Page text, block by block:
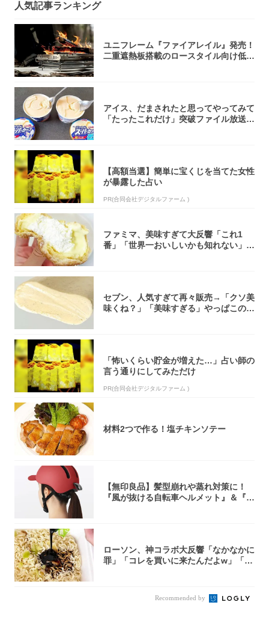
人気記事ランキング
ユニフレーム『ファイアレイル』発売！
二重遮熱板搭載のロースタイル向け低型
アイス、だまされたと思ってやってみて
「たったこれだけ」突破ファイル放送で
【高額当選】簡単に宝くじを当てた女性
が暴露した占い
PR(合同会社デジタルファーム )
ファミマ、美味すぎて大反響「これ1
番」「世界一おいしいかも知れない」
セブン、人気すぎて再々販売→「クソ美
味くね？」「美味すぎる」やっぱこのク
「怖いくらい貯金が増えた…」占い師の
言う通りにしてみただけ
PR(合同会社デジタルファーム )
材料2つで作る！塩チキンソテー
【無印良品】髪型崩れや蒸れ対策に！
『風が抜ける自転車ヘルメット』＆『2
ローソン、神コラボ大反響「なかなかに
罪」「コレを買いに来たんだよw」「３
Recommended by